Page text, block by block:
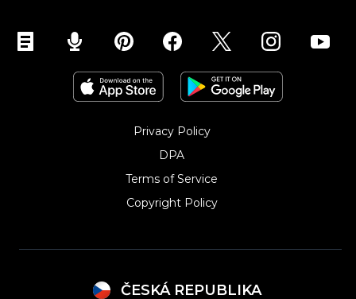
Privacy Policy
DPA
Terms of Service
Copyright Policy‎
ČESKÁ REPUBLIKA